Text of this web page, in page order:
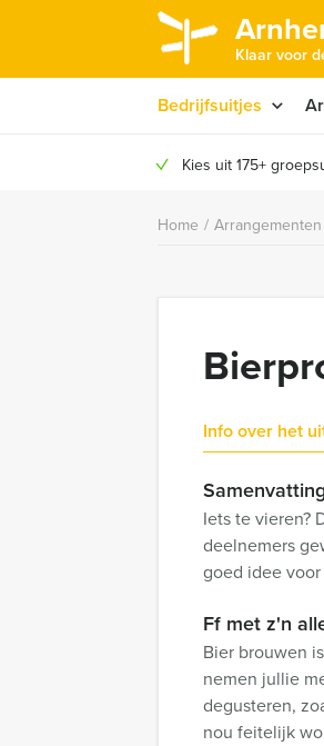
Klaar voor
Bedrijfsuitjes
Kies uit 175+
Home / Arrangementen
Info over het
Iets te vieren?
deelnemers
goed idee
Ff met z'n
Bier brouwen
nemen jullie
degusteren,
nou feitelijk